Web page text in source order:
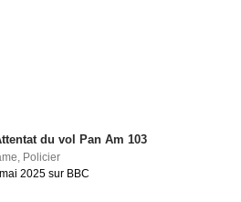
du vol Pan Am 103
Policier
2025 sur BBC